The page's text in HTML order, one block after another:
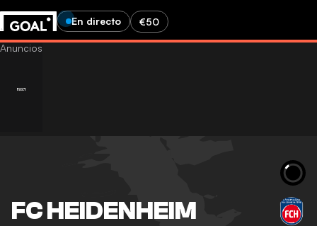
En directo €50
FC HEIDENHEIM